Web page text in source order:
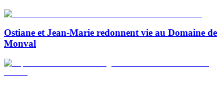
Ostiane et Jean-Marie redonnent vie au Domaine de
Monval